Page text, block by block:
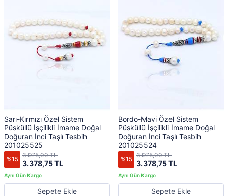
Sarı-Kırmızı Özel Sistem
Püsküllü İşçilikli İmame Doğal
Doğuran İnci Taşlı Tesbih
201025525
%15 3.378,75 TL
3.975,00 TL
Sepete Ekle
Bordo-Mavi Özel Sistem
Püsküllü İşçilikli İmame Doğal
Doğuran İnci Taşlı Tesbih
201025524
%15 3.378,75 TL
3.975,00 TL
Sepete Ekle